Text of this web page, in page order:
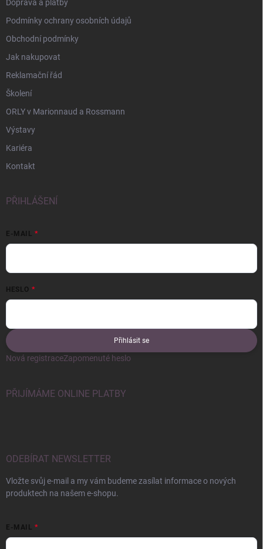
Doprava a platby
Podmínky ochrany osobních údajů
Obchodní podmínky
Jak nakupovat
Reklamační řád
Školení
ORLY v Marionnaud a Rossmann
Výstavy
Kariéra
Kontakt
PŘIHLÁŠENÍ
E-MAIL
HESLO
Přihlásit se
Nová registraceZapomenuté heslo
PŘIJÍMÁME ONLINE PLATBY
ODEBÍRAT NEWSLETTER
Vložte svůj e-mail a my vám budeme zasílat informace o nových
produktech na našem e-shopu.
E-MAIL